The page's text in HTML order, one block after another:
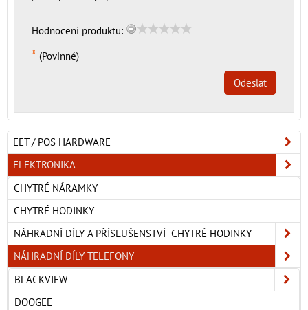
Hodnocení produktu:
* (Povinné)
Odeslat
EET / POS HARDWARE
ELEKTRONIKA
CHYTRÉ NÁRAMKY
CHYTRÉ HODINKY
NÁHRADNÍ DÍLY A PŘÍSLUŠENSTVÍ- CHYTRÉ HODINKY
NÁHRADNÍ DÍLY TELEFONY
BLACKVIEW
DOOGEE